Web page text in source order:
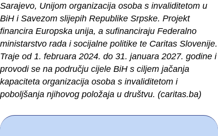
Sarajevo, Unijom organizacija osoba s invaliditetom u
BiH i Savezom slijepih Republike Srpske. Projekt
financira Europska unija, a sufinanciraju Federalno
ministarstvo rada i socijalne politike te Caritas Slovenije.
Traje od 1. februara 2024. do 31. januara 2027. godine i
provodi se na području cijele BiH s ciljem jačanja
kapaciteta organizacija osoba s invaliditetom i
poboljšanja njihovog položaja u društvu. (caritas.ba)